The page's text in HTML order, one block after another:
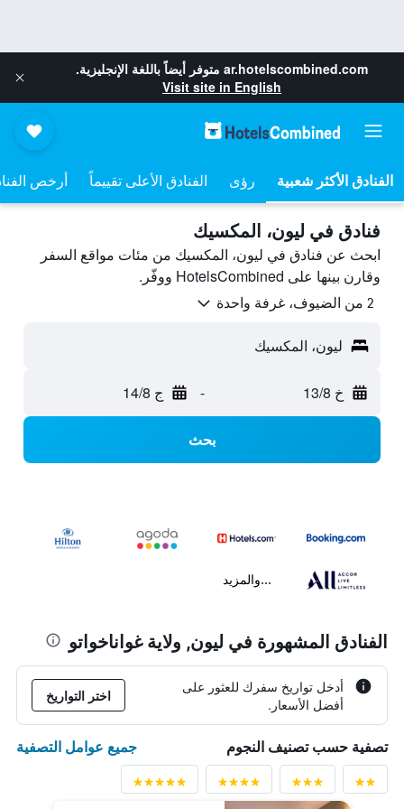
ar.hotelscombined.com متوفر أيضاً باللغة الإنجليزية.
Visit site in English
رؤى الفنادق الأعلى تقييماً أرخص
فنادق في ليون، المكسيك
ابحث عن فنادق في ليون، المكسيك من مئات مواقع السفر
وقارن بينها على HotelsCombined ووفّر.
2 من الضيوف، غرفة واحدة
ليون، المكسيك
خ 13/8 - ج 14/8
بحث
...والمزيد
الفنادق المشهورة في ليون, ولاية غواناخواتو
أدخل تواريخ سفرك للعثور على
أفضل الأسعار.
اختر التواريخ
تصفية حسب تصنيف النجوم جميع عوامل التصفية